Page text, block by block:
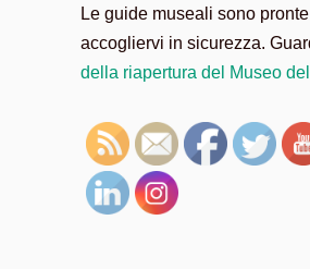
Le guide museali sono
accogliervi in sicurezza.
della riapertura del Museo